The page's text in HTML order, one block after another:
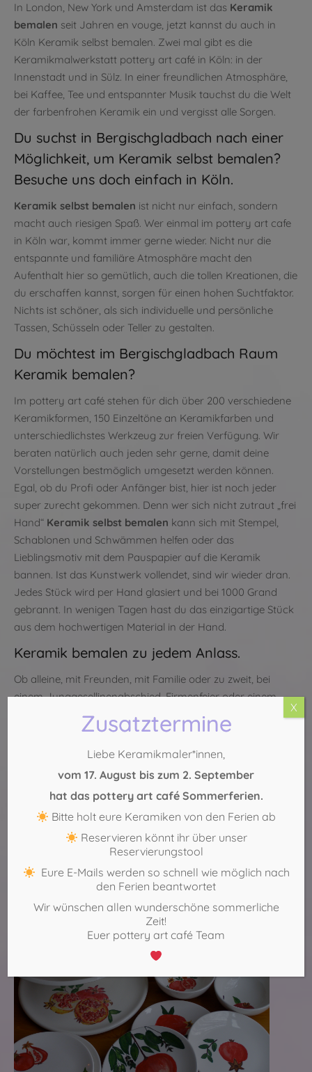
In London, New York und Amsterdam ist das Keramik
bemalen seit Jahren en vouge, jetzt kannst du auch in
Köln Keramik selbst bemalen. Zwei mal gibt es die
Keramikmalwerkstatt pottery art café in Köln: in der
Innenstadt und in Sülz. In einer freundlichen Atmosphäre,
bei Kaffee, Tee und entspannter Musik tauchst du die Welt
der farbenfrohen Keramik ein und vergisst alle Sorgen.
Du suchst in Bergischgladbach nach einer
Möglichkeit, um Keramik selbst bemalen?
Besuche uns doch einfach in Köln.
Keramik selbst bemalen ist nicht nur einfach, sondern
macht auch riesigen Spaß. Wer einmal im pottery art cafe
in Köln war, kommt immer gerne wieder. Nicht nur die
entspannte und familiäre Atmosphäre macht den
Aufenthalt hier so gemütlich, auch die tollen Kreationen, die
du erschaffen kannst, sorgen für einen hohen Suchtfaktor.
Nichts ist schöner, als sich individuelle und persönliche
Tassen, Schüsseln oder Teller zu gestalten.
Du möchtest im Bergischgladbach Raum
Keramik bemalen?
Im pottery art café stehen für dich über 200 verschiedene
Keramikformen, 150 Einzeltöne an Keramikfarben und
unterschiedlichstes Werkzeug zur freien Verfügung. Wir
beraten natürlich auch jeden sehr gerne, damit deine
Vorstellungen bestmöglich umgesetzt werden können.
Egal, ob du Profi oder Anfänger bist, hier ist noch jeder
super zurecht gekommen. Denn wer sich nicht zutraut „frei
Hand“ Keramik selbst bemalen kann sich mit Stempel,
Schablonen und Schwämmen helfen oder das
Lieblingsmotiv mit dem Pauspapier auf die Keramik
bannen. Ist das Kunstwerk vollendet, sind wir wieder dran.
Jedes Stück wird per Hand glasiert und bei 1000 Grand
gebrannt. In wenigen Tagen hast du das einzigartige Stück
aus dem hochwertigen Material in der Hand.
Keramik bemalen zu jedem Anlass.
Ob alleine, mit Freunden, mit Familie oder zu zweit, bei
einem Junggesellinenabschied, Firmenfeier oder einem
Geburtstag, ob als Geschenk oder einfach mal so für sich
Keramik selbst bemalenmacht immer entspannt,
glücklich und nachher auch sehr stolz!
Jetzt freie Zeiten anfragen
Köln-Sülz:0221 – 29 888 554
Köln-Mitte:0221 – 271 75 69
Zusatztermine
Liebe Keramikmaler*innen,
vom 17. August bis zum 2. September
hat das pottery art café Sommerferien.
Bitte holt eure Keramiken von den Ferien ab
Reservieren könnt ihr über unser
Reservierungstool
Eure E-Mails werden so schnell wie möglich nach
den Ferien beantwortet
Wir wünschen allen wunderschöne sommerliche
Zeit!
Euer pottery art café Team
X